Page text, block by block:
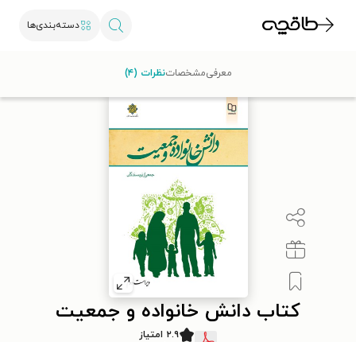
دسته‌بندی‌ها
کتاب دانش خانواده و جمعیت
۲.۹ امتیاز
معرفیمشخصاتنظرات (۴)